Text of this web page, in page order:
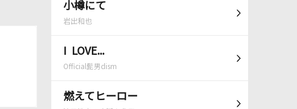
小樽にて
岩出和也
I LOVE...
Official髭男dism
燃えてヒーロー